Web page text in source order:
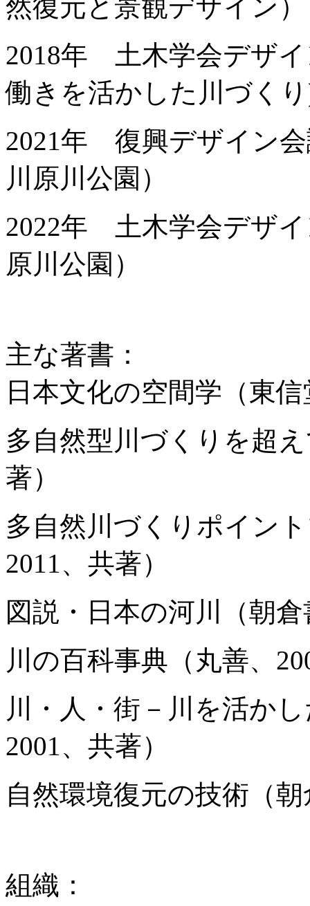
然復元と景観デザイン）
2018年 土木学会デザ
働きを活かした川づく
2021年 復興デザイン会
川原川公園）
2022年 土木学会デザ
原川公園）
主な著書：
日本文化の空間学（東
多自然型川づくりを超
著）
多自然川づくりポイン
2011、共著）
図説・日本の河川（朝
川の百科事典（丸善、
川・人・街－川を活か
2001、共著）
自然環境復元の技術（
組織：